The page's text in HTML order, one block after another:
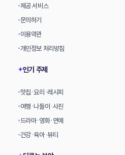
•제공 서비스
•문의하기
•이용약관
•개인정보 처리방침
✦인기 주제
•맛집·요리·레시피
•여행·나들이·사진
•드라마·영화·연예
•건강·육아·뷰티